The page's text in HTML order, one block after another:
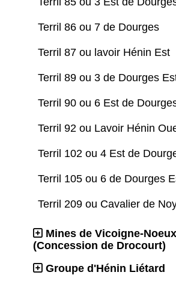
Terril 86 ou 7 de Dourges
Terril 87 ou lavoir Hénin Est
Terril 89 ou 3 de Dourges
Terril 90 ou 6 Est de
Terril 92 ou Lavoir Hénin
Terril 102 ou 4 Est de
Terril 105 ou 6 de Dourges
Terril 209 ou Cavalier de
Mines de Vicoigne-
(Concession de Drocourt)
Groupe d'Hénin Liétard